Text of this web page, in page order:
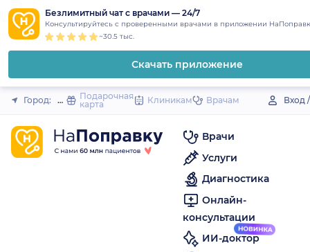
to
content
Безлимитный чат с врачами — 24/7
Консультируйтесь с проверенными врачами в приложении
~30.5 тыс.
Скачать приложение
Закрыть
Город: Новая Ляля
Подарочная
карта
Клиникам Врачам Вход
Врачи
Услуги
Диагностика
Онлайн-
консультации
ИИ-доктор